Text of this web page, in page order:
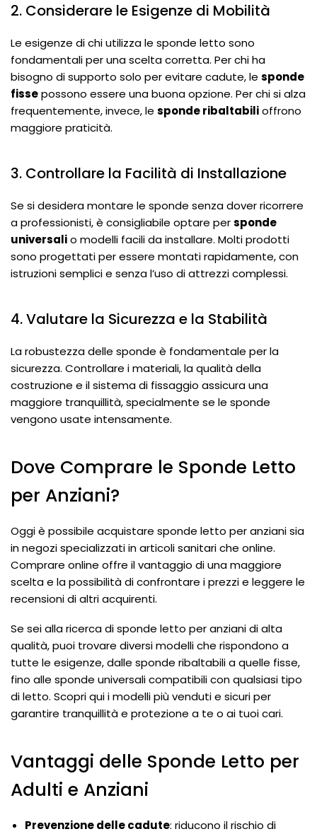
2. Considerare le Esigenze di Mobilità
Le esigenze di chi utilizza le sponde letto sono
fondamentali per una scelta corretta. Per chi ha
bisogno di supporto solo per evitare cadute, le sponde
fissepossono essere una buona opzione. Per chi si alza
frequentemente, invece, le sponde ribaltabilioffrono
maggiore praticità.
3. Controllare la Facilità di Installazione
Se si desidera montare le sponde senza dover ricorrere
a professionisti, è consigliabile optare persponde
universalio modelli facili da installare. Molti prodotti
sono progettati per essere montati rapidamente, con
istruzioni semplici e senza l’uso di attrezzi complessi.
4. Valutare la Sicurezza e la Stabilità
La robustezza delle sponde è fondamentale per la
sicurezza. Controllare i materiali, la qualità della
costruzione e il sistema di fissaggio assicura una
maggiore tranquillità, specialmente se le sponde
vengono usate intensamente.
Dove Comprare le Sponde Letto
per Anziani?
Oggi è possibile acquistare sponde letto per anziani sia
in negozi specializzati in articoli sanitari che online.
Comprare online offre il vantaggio di una maggiore
scelta e la possibilità di confrontare i prezzi e leggere le
recensioni di altri acquirenti.
Se sei alla ricerca di sponde letto per anziani di alta
qualità, puoi trovare diversi modelli che rispondono a
tutte le esigenze, dalle sponde ribaltabili a quelle fisse,
fino alle sponde universali compatibili con qualsiasi tipo
di letto. Scopri qui i modelli più venduti e sicuri per
garantire tranquillità e protezione a te o ai tuoi cari.
Vantaggi delle Sponde Letto per
Adulti e Anziani
Prevenzione delle cadute: riducono il rischio di